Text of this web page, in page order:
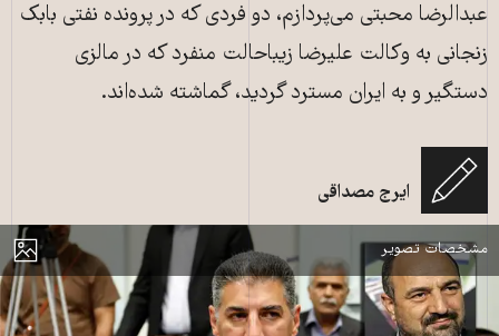
عبدالرضا محبتی می‌پردازم، دو فردی که در پرونده نفتی بابک
زنجانی به وکالت علیرضا زیباحالت منفرد که در مالزی
دستگیر و به ایران مسترد گردید، گماشته‌ شده‌اند.
ایرج مصداقی
نمایش
مشخصات تصویر
عکس زمینه: علیرضا زیباحالت منفرد در دادگاه − دو عکس مونتاژ شده: رضا
جعفری (بالا) و عبدالرضا محبتی